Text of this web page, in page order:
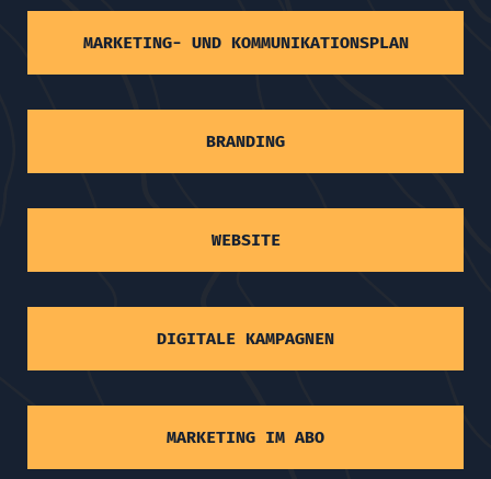
MARKETING- UND KOMMUNIKATIONSPLAN
BRANDING
WEBSITE
DIGITALE KAMPAGNEN
MARKETING IM ABO